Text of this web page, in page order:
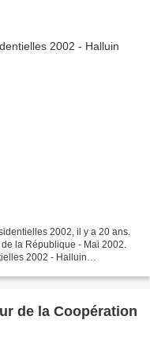
2002, il y a 20 ans.
la République - Mai 2002.
2002 - Halluin
de la Coopération